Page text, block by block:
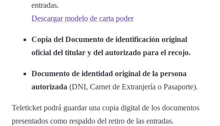
entradas.
Descargar modelo de carta poder
Copia del Documento de identificación original
oficial del titular y del autorizado para el recojo.
Documento de identidad original de la persona
autorizada (DNI, Carnet de Extranjería o Pasaporte).
Teleticket podrá guardar una copia digital de los documentos
presentados como respaldo del retiro de las entradas.